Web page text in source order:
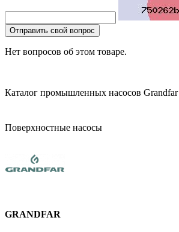
Отправить свой вопрос
Нет вопросов об этом товаре.
Каталог промышленных насосов Grandfar
Поверхностные насосы
GRANDFAR